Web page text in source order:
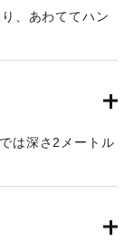
、あわててハン
】
は深さ2メートル
集落も各40戸も
し、泥谷集落は
れた洪水によっ